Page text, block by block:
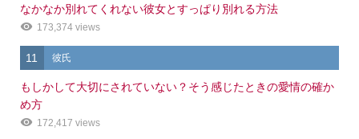
なかなか別れてくれない彼女とすっぱり別れる方法
173,374 views
11 彼氏
もしかして大切にされていない？そう感じたときの愛情の確か
め方
172,417 views